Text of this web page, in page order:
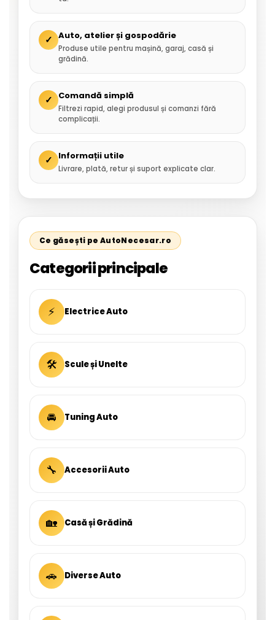
✓ Auto, atelier și gospodărie
Produse utile pentru mașină, garaj, casă și
grădină.
✓ Comandă simplă
Filtrezi rapid, alegi produsul și comanzi fără
complicații.
✓ Informații utile
Livrare, plată, retur și suport explicate clar.
Ce găsești pe AutoNecesar.ro
Categorii principale
⚡ Electrice Auto
🛠 Scule și Unelte
🚘 Tuning Auto
🔧 Accesorii Auto
🏡 Casă și Grădină
🚗 Diverse Auto